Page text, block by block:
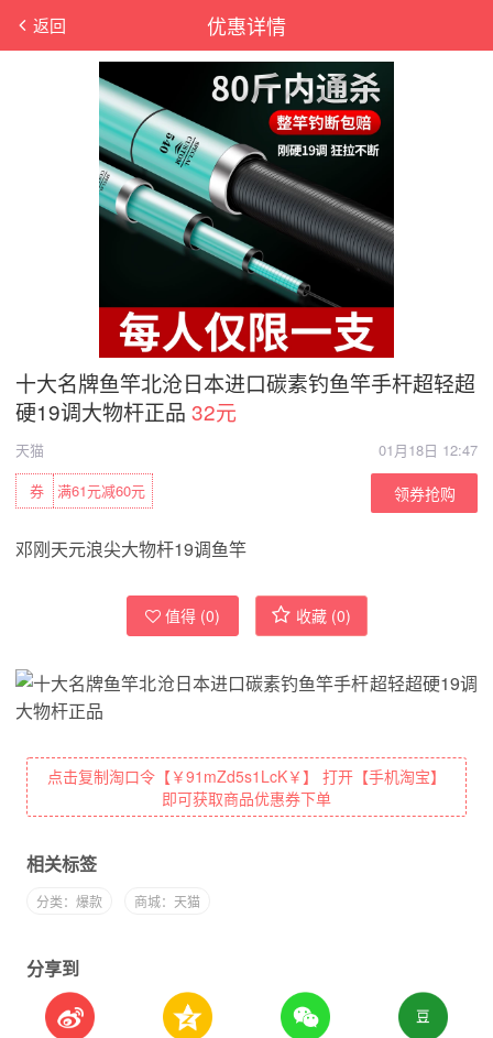
优惠详情
返回
十大名牌鱼竿北沧日本进口碳素钓鱼竿手杆超轻超
硬19调大物杆正品 32元
天猫
01月18日 12:47
满61元减60元
券 领券抢购
邓刚天元浪尖大物杆19调鱼竿
值得 (0) 收藏 (0)
点击复制淘口令【￥91mZd5s1LcK￥】 打开【手机淘宝】
即可获取商品优惠券下单
相关标签
分类：爆款 商城：天猫
分享到